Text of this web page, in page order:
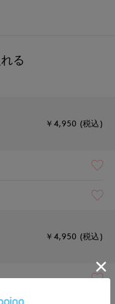
る
￥4,950 (税込)
￥4,950 (税込)